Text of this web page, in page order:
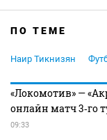
ПО ТЕМЕ
Наир Тикнизян
«Локомотив» —
онлайн матч 3‑го
09:33